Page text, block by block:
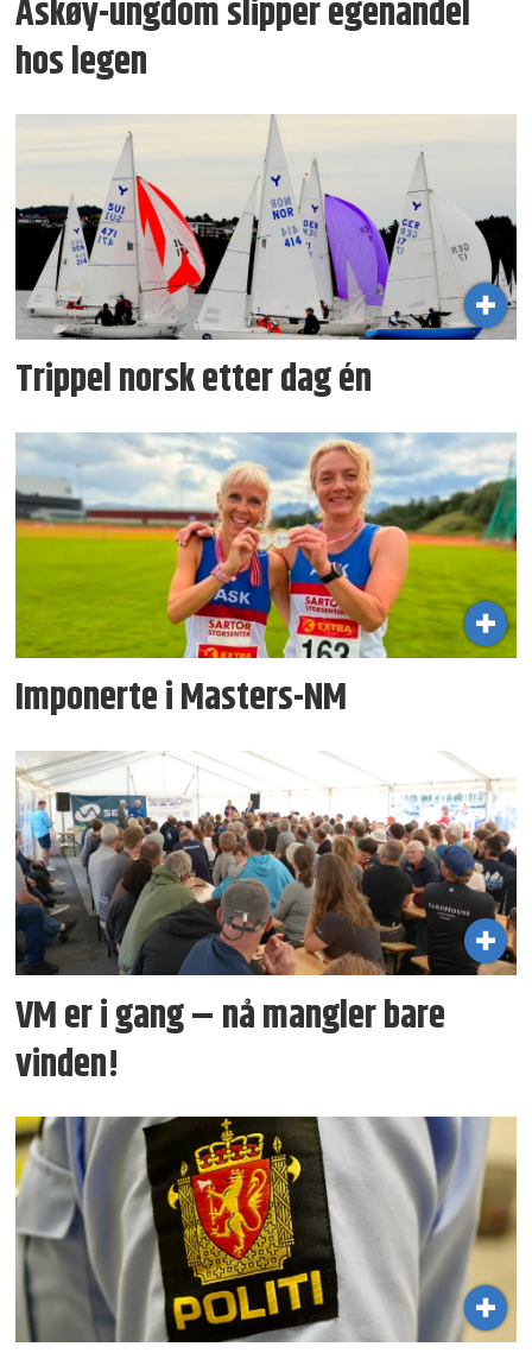
Askøy-ungdom slipper egenandel
hos legen
Trippel norsk etter dag én
Imponerte i Masters-NM
VM er i gang – nå mangler bare
vinden!